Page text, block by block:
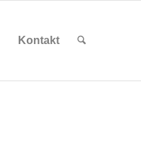
Kontakt